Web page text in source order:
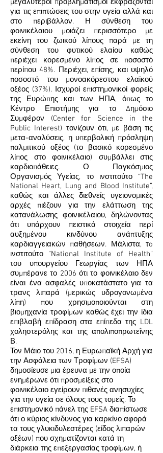
μεγαλύτεροι προβληματισμοί εκφράζονται
για τις επιπτώσεις του στην υγεία αλλά και
στο περιβάλλον. Η σύνθεση του
φοινικέλαιου μοιάζει περισσότερο με
εκείνη του ζωικού λίπους παρά με τη
σύνθεση του φυτικού ελαίου καθώς
περιέχει κορεσμένο λίπος σε ποσοστό
περίπου 48%. Περιέχει, επίσης, και υψηλό
ποσοστό του μονοακόρεστου ελαϊκού
οξέος (37%). Ισχυροί επιστημονικοί φορείς
της Ευρώπης και των ΗΠΑ, όπως το
Κέντρο Επιστήμης για το Δημόσιο
Συμφέρον (Center for Science in the
Public Interest) τονίζουν ότι, με βάση τις
μετα-αναλύσεις, η υπερβολική πρόσληψη
παλμιτικού οξέος (το βασικό κορεσμένο
λίπος στο φοινικέλαιο) συμβάλλει στις
καρδιοπάθειες. Ο Παγκόσμιος
Οργανισμός Υγείας, το ινστιτούτο “The
National Heart, Lung and Blood Institute”,
καθώς και άλλες διεθνείς υγειονομικές
αρχές πιέζουν για την ελάττωση της
κατανάλωσης φοινικέλαιου, δηλώνοντας
ότι υπάρχουν πειστικά στοιχεία περί
αυξημένου κινδύνου ανάπτυξης
καρδιαγγειακών παθήσεων. Μάλιστα, τo
ινστιτούτο “National Institute of Health”
του υπουργείου Γεωργίας των ΗΠΑ
συμπέρανε το 2006 ότι το φοινικέλαιο δεν
είναι ένα ασφαλές υποκατάστατο για τα
τρανς λιπαρά (μερικώς υδρογονωμένα
λίπη) που χρησιμοποιούνται στη
βιομηχανία τροφίμων καθώς έχει την ίδια
επιβλαβή επίδραση στα επίπεδα της LDL
χοληστερόλης και της απολιποπρωτεΐνης
Β.
Τον Μάιο του 2016, η Ευρωπαϊκή Αρχή για
την Ασφάλεια των Τροφίμων (EFSA)
δημοσίευσε μια έρευνα με την οποία
ενημέρωνε ότι προσμείξεις στο
φοινικέλαιο εγείρουν πιθανές ανησυχίες
για την υγεία σε όλους τους τομείς. Το
επιστημονικό πάνελ της EFSA διαπίστωσε
ότι ο κύριος κίνδυνος για καρκίνο αφορά
τα τους γλυκιδυλεστέρες (είδος λιπαρών
οξέων) που σχηματίζονται κατά τη
διάρκεια της επεξεργασίας τροφίμων, ή